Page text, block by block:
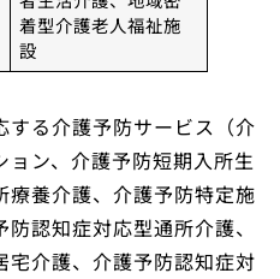
着型介護老人福祉施
設
る介護予防サービス（介
ン、介護予防短期入所生
療養介護、介護予防特定施
認知症対応型通所介護、
宅介護、介護予防認知症対